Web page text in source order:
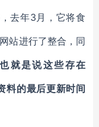
去年3月，它将食
站进行了整合，同
也就是说这些存在
料的最后更新时间